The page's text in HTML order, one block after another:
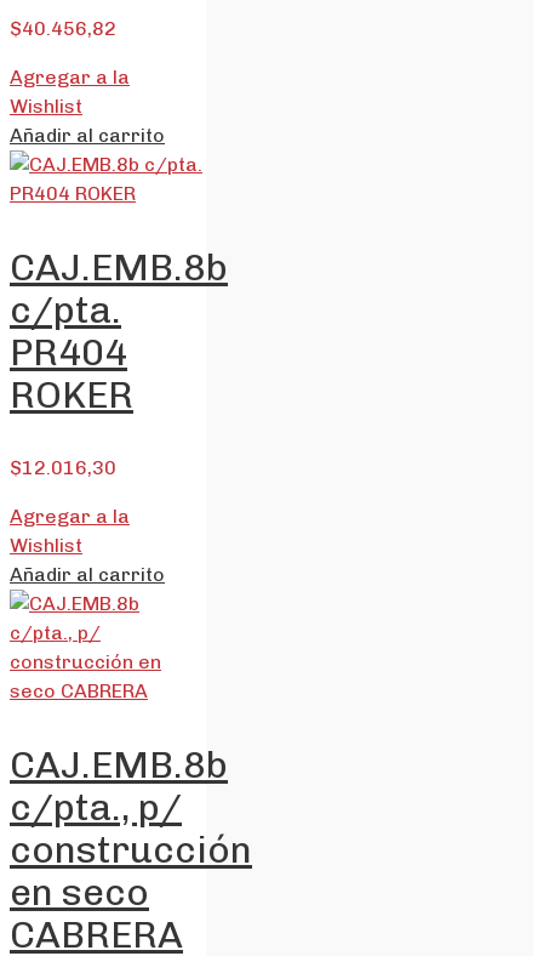
$40.456,82
Agregar a la
Wishlist
Añadir al carrito
CAJ.EMB.8b
c/pta.
PR404
ROKER
$12.016,30
Agregar a la
Wishlist
Añadir al carrito
CAJ.EMB.8b
c/pta., p/
construcción
en seco
CABRERA